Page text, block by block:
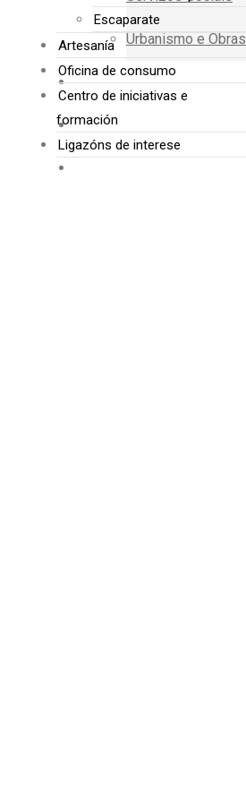
Urbanismo e Obras
TURISMO
Escaparate
Artesanía
Oficina de consumo
Centro de iniciativas e
formación
Ligazóns de interese